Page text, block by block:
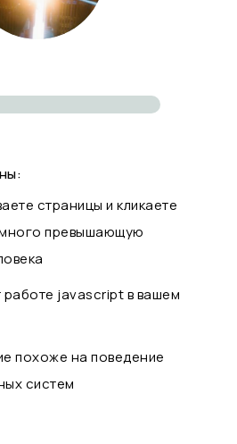
страницы и кликаете
превышающую
javascript в вашем
похоже на поведение
систем